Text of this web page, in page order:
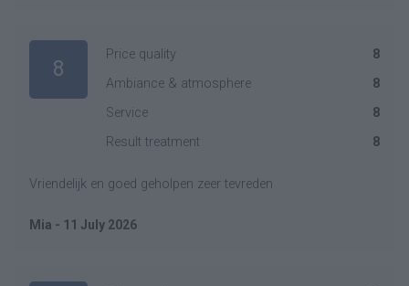
8
Price quality
8
Ambiance & atmosphere
8
Service
8
Result treatment
8
Vriendelijk en goed geholpen zeer tevreden
Mia - 11 July 2026